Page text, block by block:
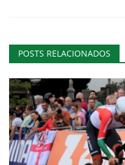
POSTS RELACIONADOS